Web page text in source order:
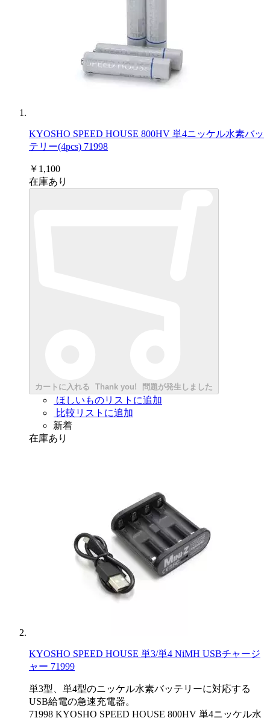
KYOSHO SPEED HOUSE 800HV 単4ニッケル水素バッ
テリー(4pcs) 71998
￥1,100
在庫あり
カートに入れる Thank you! 問題が発生しました
ほしいものリストに追加
比較リストに追加
新着
在庫あり
KYOSHO SPEED HOUSE 単3/単4 NiMH USBチャージ
ャー 71999
単3型、単4型のニッケル水素バッテリーに対応する
USB給電の急速充電器。
71998 KYOSHO SPEED HOUSE 800HV 単4ニッケル水